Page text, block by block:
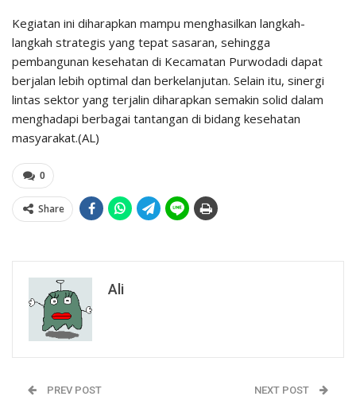
Kegiatan ini diharapkan mampu menghasilkan langkah-
langkah strategis yang tepat sasaran, sehingga
pembangunan kesehatan di Kecamatan Purwodadi dapat
berjalan lebih optimal dan berkelanjutan. Selain itu, sinergi
lintas sektor yang terjalin diharapkan semakin solid dalam
menghadapi berbagai tantangan di bidang kesehatan
masyarakat.(AL)
0
Share
Ali
PREV POST NEXT POST